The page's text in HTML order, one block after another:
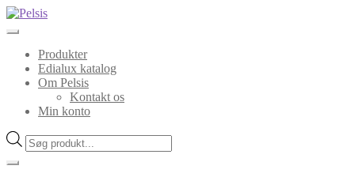
Spring
Spring
Produkter
Edialux katalog
Om Pelsis
Kontakt os
Min konto
Products
search